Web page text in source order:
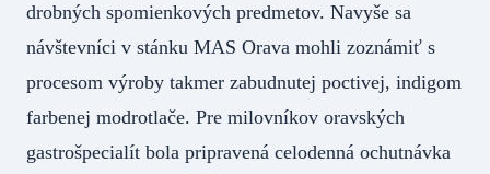
drobných spomienkových predmetov. Navyše sa
návštevníci v stánku MAS Orava mohli zoznámiť s
procesom výroby takmer zabudnutej poctivej, indigom
farbenej modrotlače. Pre milovníkov oravských
gastrošpecialít bola pripravená celodenná ochutnávka